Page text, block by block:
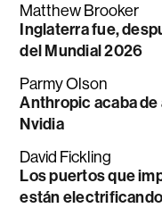
Matthew Brooker
Inglaterra fue,
del Mundial 2026
Parmy Olson
Anthropic acaba
Nvidia
David Fickling
Los puertos que
están electrificando